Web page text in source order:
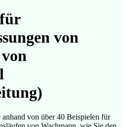
von
von über 40 Beispielen für